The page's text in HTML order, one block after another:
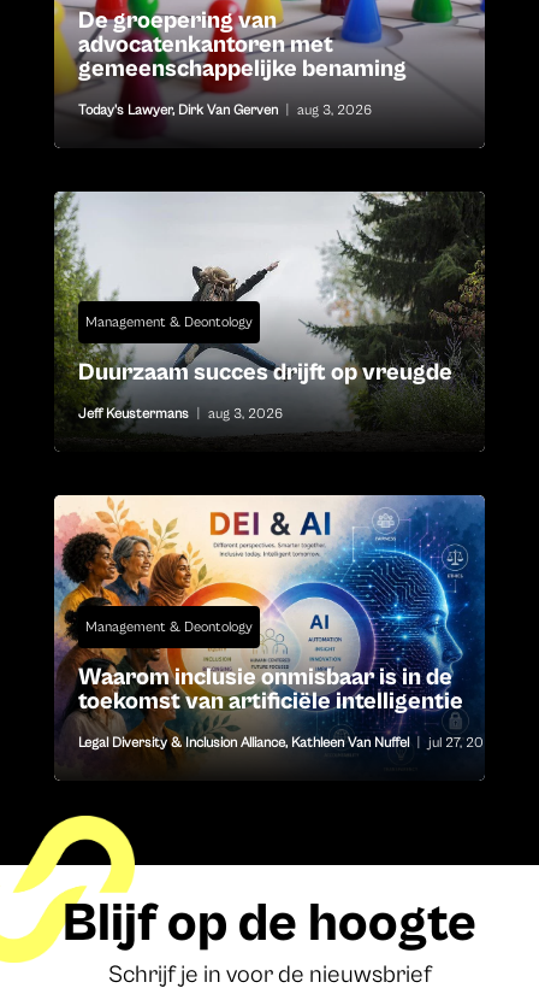
De groepering van
advocatenkantoren met
gemeenschappelijke benaming
Today's Lawyer, Dirk Van Gerven aug 3, 2026
Management & Deontology
Duurzaam succes drijft op vreugde
Jeff Keustermans aug 3, 2026
Management & Deontology
Waarom inclusie onmisbaar is in de
toekomst van artificiële intelligentie
Legal Diversity & Inclusion Alliance, Kathleen Van Nuffel jul 27, 2026
Blijf op de hoogte
Schrijf je in voor de nieuwsbrief